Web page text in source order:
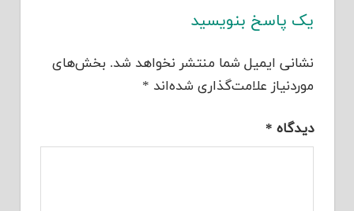
یک پاسخ بنویسید
نشانی ایمیل شما منتشر نخواهد شد. بخش‌های
موردنیاز علامت‌گذاری شده‌اند *
دیدگاه *